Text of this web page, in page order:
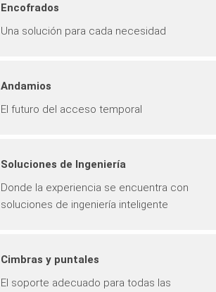
Encofrados
Una solución para cada necesidad
Andamios
El futuro del acceso temporal
Soluciones de Ingeniería
Donde la experiencia se encuentra con
soluciones de ingeniería inteligente
Cimbras y puntales
El soporte adecuado para todas las